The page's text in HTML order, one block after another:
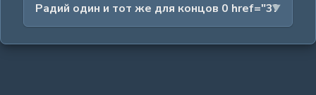
Радий один и тот же для концов 0 href="3?